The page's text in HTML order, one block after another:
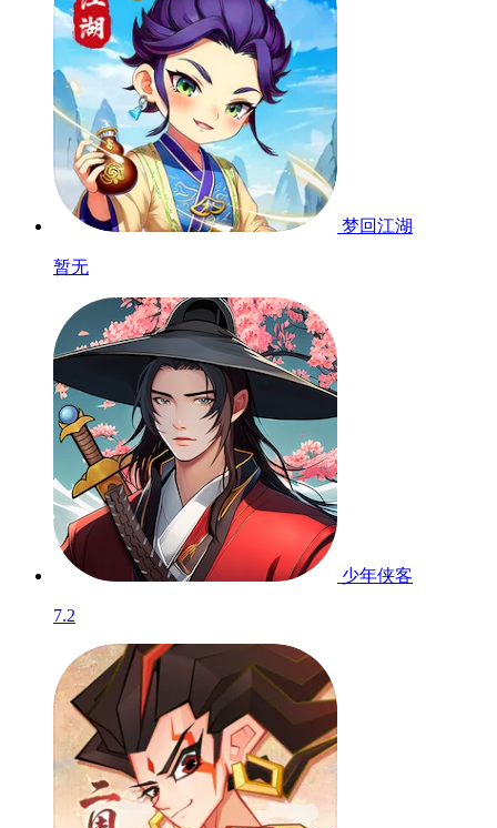
梦回江湖
暂无
少年侠客
7.2